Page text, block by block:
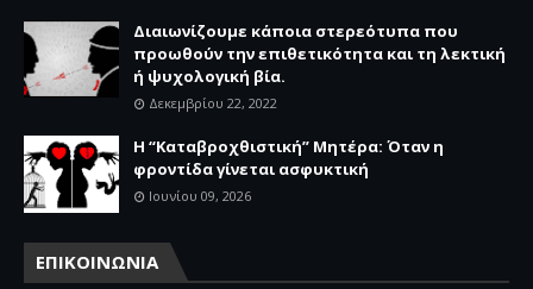
Διαιωνίζουμε κάποια στερεότυπα που
προωθούν την επιθετικότητα και τη λεκτική
ή ψυχολογική βία.
Δεκεμβρίου 22, 2022
Η “Καταβροχθιστική” Mητέρα: Όταν η
φροντίδα γίνεται ασφυκτική
Ιουνίου 09, 2026
ΕΠΙΚΟΙΝΩΝΙΑ